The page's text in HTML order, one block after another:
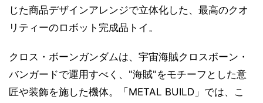
じた商品デザインアレンジで立体化した、最高のクオ
リティーのロボット完成品トイ。
クロス・ボーンガンダムは、宇宙海賊クロスボーン・
バンガードで運用すべく、"海賊"をモチーフとした意
匠や装飾を施した機体。「METAL BUILD」では、こ